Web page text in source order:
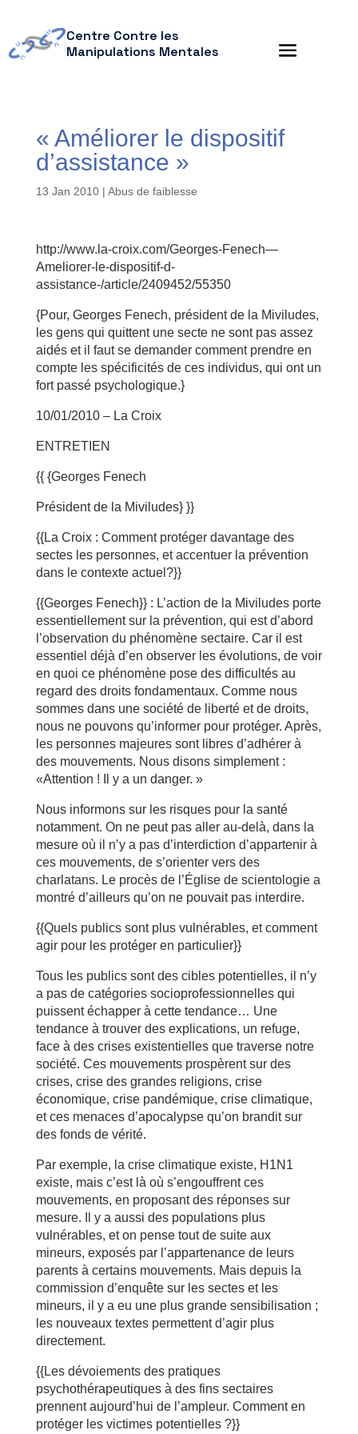
Centre Contre les
Manipulations Mentales
« Améliorer le dispositif
d’assistance »
13 Jan 2010| Abus de faiblesse
http://www.la-croix.com/Georges-Fenech—
Ameliorer-le-dispositif-d-
assistance-/article/2409452/55350
{Pour, Georges Fenech, président de la Miviludes,
les gens qui quittent une secte ne sont pas assez
aidés et il faut se demander comment prendre en
compte les spécificités de ces individus, qui ont un
fort passé psychologique.}
10/01/2010 – La Croix
ENTRETIEN
{{ {Georges Fenech
Président de la Miviludes} }}
{{La Croix : Comment protéger davantage des
sectes les personnes, et accentuer la prévention
dans le contexte actuel?}}
{{Georges Fenech}} : L’action de la Miviludes porte
essentiellement sur la prévention, qui est d’abord
l’observation du phénomène sectaire. Car il est
essentiel déjà d’en observer les évolutions, de voir
en quoi ce phénomène pose des difficultés au
regard des droits fondamentaux. Comme nous
sommes dans une société de liberté et de droits,
nous ne pouvons qu’informer pour protéger. Après,
les personnes majeures sont libres d’adhérer à
des mouvements. Nous disons simplement :
«Attention ! Il y a un danger. »
Nous informons sur les risques pour la santé
notamment. On ne peut pas aller au-delà, dans la
mesure où il n’y a pas d’interdiction d’appartenir à
ces mouvements, de s’orienter vers des
charlatans. Le procès de l’Église de scientologie a
montré d’ailleurs qu’on ne pouvait pas interdire.
{{Quels publics sont plus vulnérables, et comment
agir pour les protéger en particulier}}
Tous les publics sont des cibles potentielles, il n’y
a pas de catégories socioprofessionnelles qui
puissent échapper à cette tendance… Une
tendance à trouver des explications, un refuge,
face à des crises existentielles que traverse notre
société. Ces mouvements prospèrent sur des
crises, crise des grandes religions, crise
économique, crise pandémique, crise climatique,
et ces menaces d’apocalypse qu’on brandit sur
des fonds de vérité.
Par exemple, la crise climatique existe, H1N1
existe, mais c’est là où s’engouffrent ces
mouvements, en proposant des réponses sur
mesure. Il y a aussi des populations plus
vulnérables, et on pense tout de suite aux
mineurs, exposés par l’appartenance de leurs
parents à certains mouvements. Mais depuis la
commission d’enquête sur les sectes et les
mineurs, il y a eu une plus grande sensibilisation ;
les nouveaux textes permettent d’agir plus
directement.
{{Les dévoiements des pratiques
psychothérapeutiques à des fins sectaires
prennent aujourd’hui de l’ampleur. Comment en
protéger les victimes potentielles ?}}